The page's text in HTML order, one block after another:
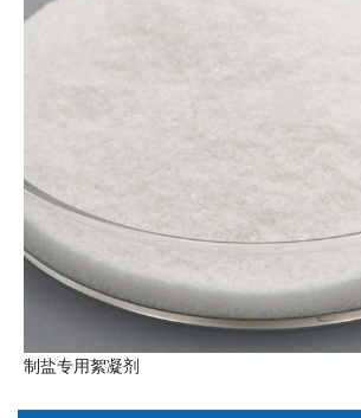
制盐专用絮凝剂